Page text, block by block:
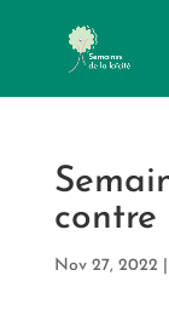
contre
Nov 27, 2022